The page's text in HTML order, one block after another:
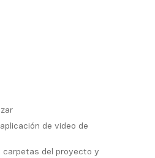
de video de
carpetas del proyecto y